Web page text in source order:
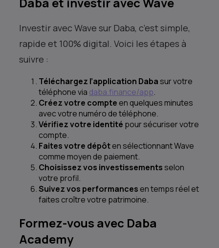
Investir avec Wave sur Daba, c’est simple,
rapide et 100% digital. Voici les étapes à
suivre :
Téléchargez l’application Dabasur votre
téléphone via daba.finance/app.
Créez votre compteen quelques minutes
avec votre numéro de téléphone.
Vérifiez votre identité pour sécuriser votre
compte.
Faites votre dépôten sélectionnant Wave
comme moyen de paiement.
Choisissez vos investissementsselon
votre profil.
Suivez vos performancesen temps réel et
faites croître votre patrimoine.
Formez-vous avec Daba
Academy